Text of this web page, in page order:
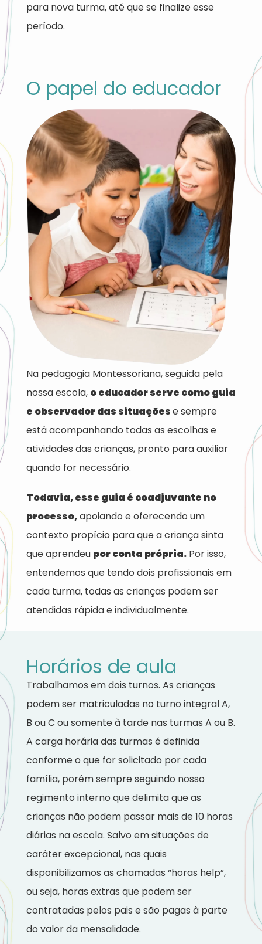
para nova turma, até que se finalize esse
período.
O papel do educador
Na pedagogia Montessoriana, seguida pela
nossa escola, o educador serve como guia
e observador das situaçõese sempre
está acompanhando todas as escolhas e
atividades das crianças, pronto para auxiliar
quando for necessário.
Todavia, esse guia é coadjuvante no
processo,apoiando e oferecendo um
contexto propício para que a criança sinta
que aprendeu por conta própria.Por isso,
entendemos que tendo dois profissionais em
cada turma, todas as crianças podem ser
atendidas rápida e individualmente.
Horários de aula
Trabalhamos em dois turnos. As crianças
podem ser matriculadas no turno integral A,
B ou C ou somente à tarde nas turmas A ou B.
A carga horária das turmas é definida
conforme o que for solicitado por cada
família, porém sempre seguindo nosso
regimento interno que delimita que as
crianças não podem passar mais de 10 horas
diárias na escola. Salvo em situações de
caráter excepcional, nas quais
disponibilizamos as chamadas “horas help”,
ou seja, horas extras que podem ser
contratadas pelos pais e são pagas à parte
do valor da mensalidade.